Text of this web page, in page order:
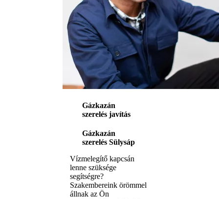
Gázkazán
szerelés javítás
Gázkazán
szerelés Sülysáp
Vízmelegítő kapcsán
lenne szüksége
segítségre?
Szakembereink örömmel
állnak az Ön